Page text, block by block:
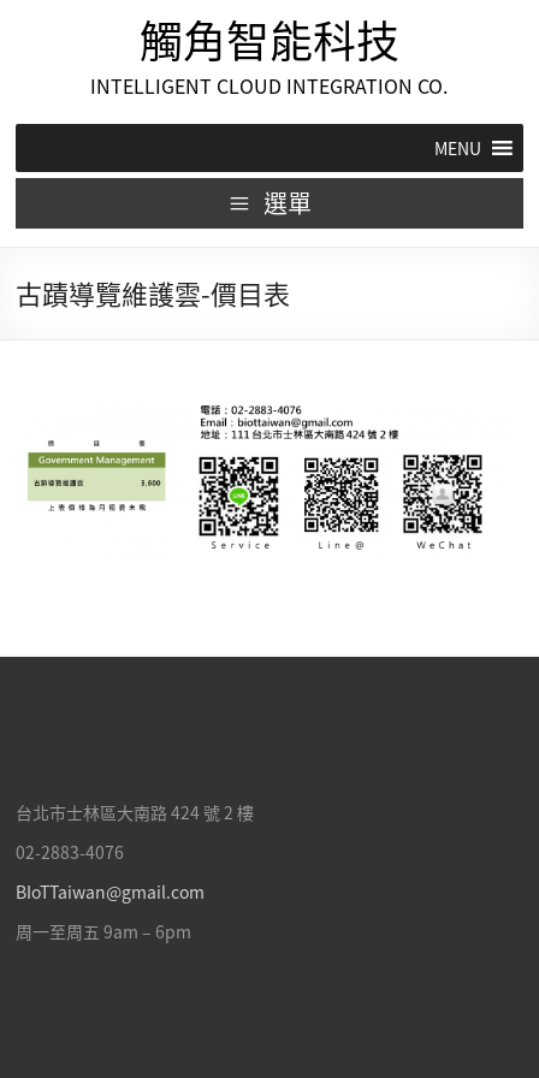
觸角智能科技
INTELLIGENT CLOUD INTEGRATION CO.
MENU
選單
古蹟導覽維護雲-價目表
台北市士林區大南路 424 號 2 樓
02-2883-4076
BIoTTaiwan@gmail.com
周一至周五 9am – 6pm